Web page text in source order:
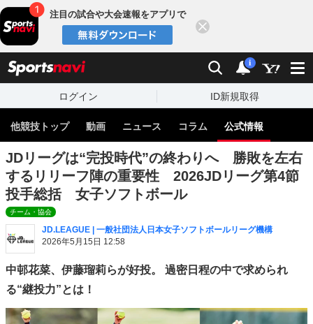
注目の試合や大会速報をアプリで
検索 通知
i
ログイン ID新規取得
他競技トップ 動画 ニュース コラム 公式情報
JDリーグは“完投時代”の終わりへ 勝敗を左右
するリリーフ陣の重要性 2026JDリーグ第4節
投手総括 女子ソフトボール
チーム・協会
JD.LEAGUE | 一般社団法人日本女子ソフトボールリーグ機構
2026年5月15日 12:58
中邨花菜、伊藤瑠莉らが好投。 過密日程の中で求められ
る“継投力”とは！